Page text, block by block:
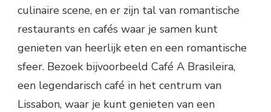
culinaire scene, en er zijn tal van romantische
restaurants en cafés waar je samen kunt
genieten van heerlijk eten en een romantische
sfeer. Bezoek bijvoorbeeld Café A Brasileira,
een legendarisch café in het centrum van
Lissabon, waar je kunt genieten van een